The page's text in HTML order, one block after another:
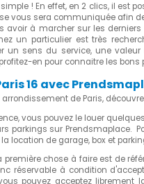
! En effet, en 2 clics, il est
vous sera communiquée afin
à marcher sur les derniers
un particulier est très
un sens du service, une
en pour connaitre les
16 avec
arrondissement de Paris,
vous pouvez le louer
parkings sur Prendsmaplace.
location de garage, box et
chose à faire est de
réservable à condition
pouvez acceptez librement